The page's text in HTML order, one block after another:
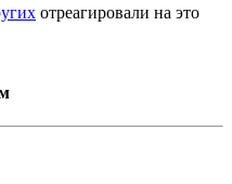
отреагировали на это